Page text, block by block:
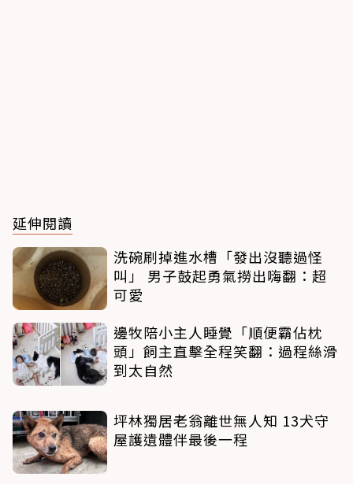
延伸閱讀
洗碗刷掉進水槽「發出沒聽過怪
叫」 男子鼓起勇氣撈出嗨翻：超
可愛
邊牧陪小主人睡覺「順便霸佔枕
頭」飼主直擊全程笑翻：過程絲滑
到太自然
坪林獨居老翁離世無人知 13犬守
屋護遺體伴最後一程